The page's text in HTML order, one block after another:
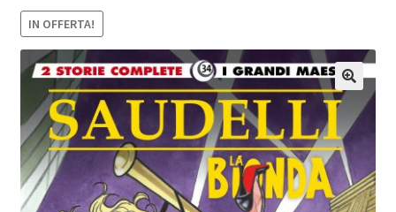
Carrello
Il mio account
IN OFFERTA!